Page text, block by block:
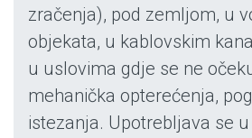
zračenja), pod zemljom, u
objekata, u kablovskim
u uslovima gdje se ne
mehanička opterećenja,
istezanja. Upotrebljava se